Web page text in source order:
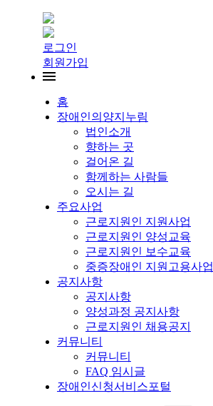
로그인
회원가입
홈
장애인의양지누림
법인소개
향하는 곳
걸어온 길
함께하는 사람들
오시는 길
주요사업
근로지원인 지원사업
근로지원인 양성교육
근로지원인 보수교육
중증장애인 지원고용사업
공지사항
공지사항
양성과정 공지사항
근로지원인 채용공지
커뮤니티
커뮤니티
FAQ 임시글
장애인신청서비스포털